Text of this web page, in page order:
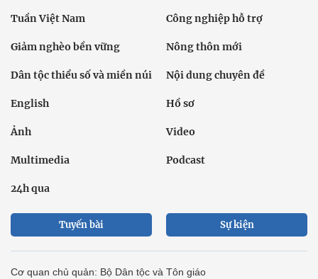
Tuần Việt Nam Công nghiệp hỗ trợ
Giảm nghèo bền vững Nông thôn mới
Dân tộc thiểu số và miền núi Nội dung chuyên đề
English Hồ sơ
Ảnh Video
Multimedia Podcast
24h qua
Tuyến bài Sự kiện
Cơ quan chủ quản: Bộ Dân tộc và Tôn giáo